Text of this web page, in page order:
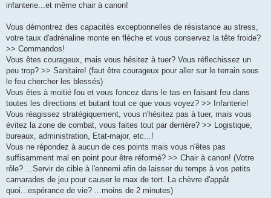
infanterie...et même chair à canon!
Vous démontrez des capacités exceptionnelles de résistance au stress,
votre taux d'adrénaline monte en flèche et vous conservez la tête froide?
>> Commandos!
Vous êtes courageux, mais vous hésitez à tuer? Vous réflechissez un
peu trop? >> Sanitaire! (faut être courageux pour aller sur le terrain sous
le feu chercher les blessés)
Vous êtes à moitié fou et vous foncez dans le tas en faisant feu dans
toutes les directions et butant tout ce que vous voyez? >> Infanterie!
Vous réagissez stratégiquement, vous n'hésitez pas à tuer, mais vous
évitez la zone de combat, vous faites tout par derrière? >> Logistique,
bureaux, administration, Etat-major, etc...!
Vous ne répondez à aucun de ces points mais vous n'êtes pas
suffisamment mal en point pour être réformé? >> Chair à canon! (Votre
rôle? ...Servir de cible à l'ennemi afin de laisser du temps à vos petits
camarades de jeu pour causer le max de tort. La chèvre d'appât
quoi...espérance de vie? ...moins de 2 minutes)